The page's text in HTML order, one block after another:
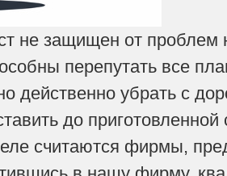
не защищен от проблем
перепутать все
действенно убрать с
до приготовленной
считаются фирмы,